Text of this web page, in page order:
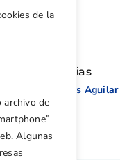
de la
archivo de
Algunas
Otras noticias